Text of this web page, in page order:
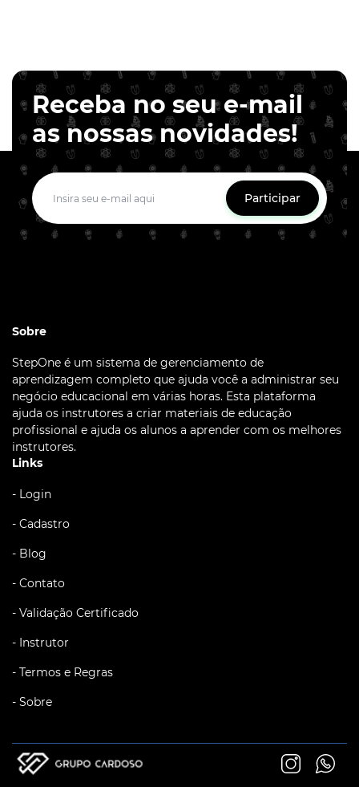
Receba no seu e-mail
as nossas novidades!
Participar
Sobre
StepOne é um sistema de gerenciamento de
aprendizagem completo que ajuda você a administrar seu
negócio educacional em várias horas. Esta plataforma
ajuda os instrutores a criar materiais de educação
profissional e ajuda os alunos a aprender com os melhores
instrutores.
Links
- Login
- Cadastro
- Blog
- Contato
- Validação Certificado
- Instrutor
- Termos e Regras
- Sobre